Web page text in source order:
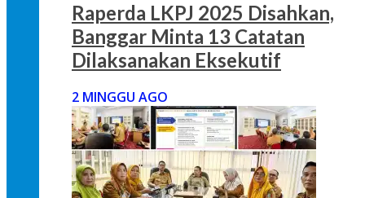
Raperda LKPJ 2025 Disahkan,
Banggar Minta 13 Catatan
Dilaksanakan Eksekutif
2 MINGGU AGO